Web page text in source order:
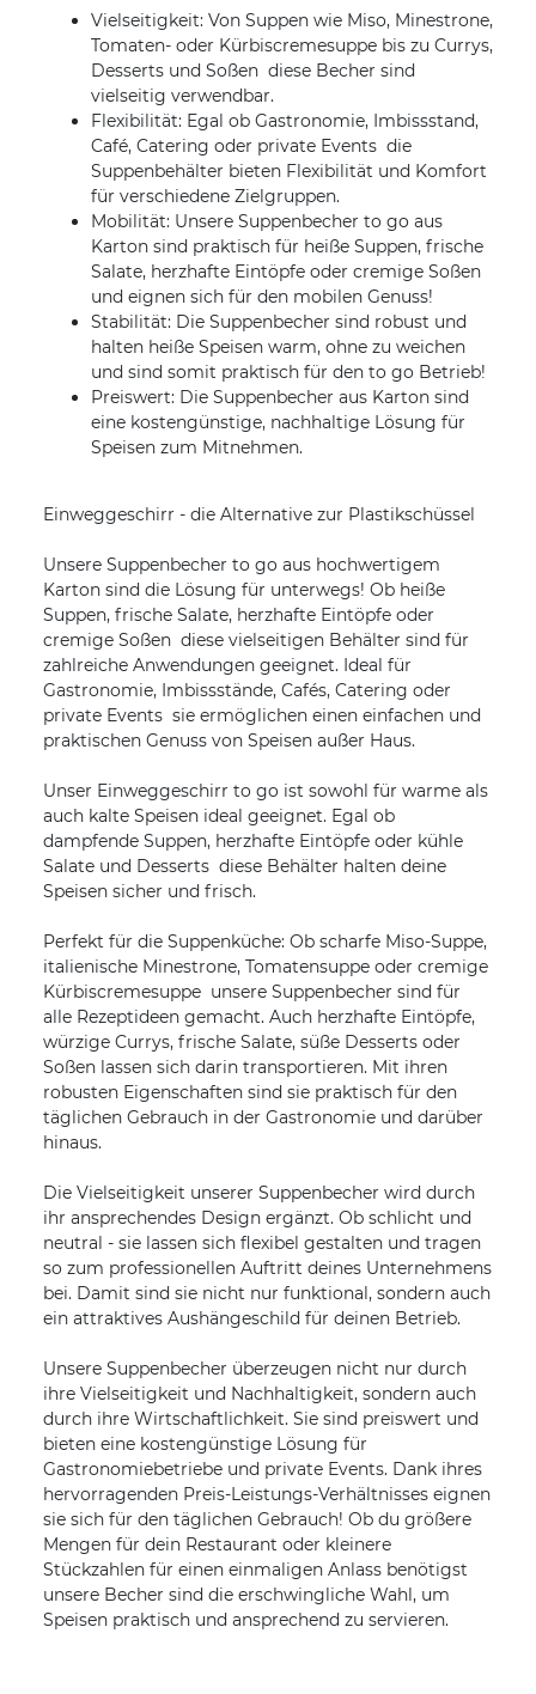
Vielseitigkeit: Von Suppen wie Miso, Minestrone,
Tomaten- oder Kürbiscremesuppe bis zu Currys,
Desserts und Soßen  diese Becher sind
vielseitig verwendbar.
Flexibilität: Egal ob Gastronomie, Imbissstand,
Café, Catering oder private Events  die
Suppenbehälter bieten Flexibilität und Komfort
für verschiedene Zielgruppen.
Mobilität: Unsere Suppenbecher to go aus
Karton sind praktisch für heiße Suppen, frische
Salate, herzhafte Eintöpfe oder cremige Soßen
und eignen sich für den mobilen Genuss!
Stabilität: Die Suppenbecher sind robust und
halten heiße Speisen warm, ohne zu weichen
und sind somit praktisch für den to go Betrieb!
Preiswert: Die Suppenbecher aus Karton sind
eine kostengünstige, nachhaltige Lösung für
Speisen zum Mitnehmen.
Einweggeschirr - die Alternative zur Plastikschüssel
Unsere Suppenbecher to go aus hochwertigem
Karton sind die Lösung für unterwegs! Ob heiße
Suppen, frische Salate, herzhafte Eintöpfe oder
cremige Soßen  diese vielseitigen Behälter sind für
zahlreiche Anwendungen geeignet. Ideal für
Gastronomie, Imbissstände, Cafés, Catering oder
private Events  sie ermöglichen einen einfachen und
praktischen Genuss von Speisen außer Haus.
Unser Einweggeschirr to go ist sowohl für warme als
auch kalte Speisen ideal geeignet. Egal ob
dampfende Suppen, herzhafte Eintöpfe oder kühle
Salate und Desserts  diese Behälter halten deine
Speisen sicher und frisch.
Perfekt für die Suppenküche: Ob scharfe Miso-Suppe,
italienische Minestrone, Tomatensuppe oder cremige
Kürbiscremesuppe  unsere Suppenbecher sind für
alle Rezeptideen gemacht. Auch herzhafte Eintöpfe,
würzige Currys, frische Salate, süße Desserts oder
Soßen lassen sich darin transportieren. Mit ihren
robusten Eigenschaften sind sie praktisch für den
täglichen Gebrauch in der Gastronomie und darüber
hinaus.
Die Vielseitigkeit unserer Suppenbecher wird durch
ihr ansprechendes Design ergänzt. Ob schlicht und
neutral - sie lassen sich flexibel gestalten und tragen
so zum professionellen Auftritt deines Unternehmens
bei. Damit sind sie nicht nur funktional, sondern auch
ein attraktives Aushängeschild für deinen Betrieb.
Unsere Suppenbecher überzeugen nicht nur durch
ihre Vielseitigkeit und Nachhaltigkeit, sondern auch
durch ihre Wirtschaftlichkeit. Sie sind preiswert und
bieten eine kostengünstige Lösung für
Gastronomiebetriebe und private Events. Dank ihres
hervorragenden Preis-Leistungs-Verhältnisses eignen
sie sich für den täglichen Gebrauch! Ob du größere
Mengen für dein Restaurant oder kleinere
Stückzahlen für einen einmaligen Anlass benötigst 
unsere Becher sind die erschwingliche Wahl, um
Speisen praktisch und ansprechend zu servieren.